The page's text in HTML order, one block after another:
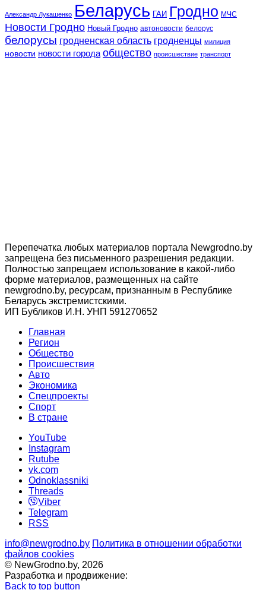
Александр Лукашенко Беларусь ГАИ Гродно МЧС
Новости Гродно Новый Гродно автоновости белорус
белорусы гродненская область гродненцы милиция
новости новости города общество происшествие транспорт
Перепечатка любых материалов портала Newgrodno.by
запрещена без письменного разрешения редакции.
Полностью запрещаем использование в какой-либо
форме материалов, размещенных на сайте
newgrodno.by, ресурсам, признанным в Республике
Беларусь экстремистскими.
ИП Бубликов И.Н. УНП 591270652
Главная
Регион
Общество
Происшествия
Авто
Экономика
Спецпроекты
Cпорт
В стране
YouTube
Instagram
Rutube
vk.com
Odnoklassniki
Threads
Viber
Telegram
RSS
info@newgrodno.by Политика в отношении обработки
файлов cookies
© NewGrodno.by, 2026
Разработка и продвижение:
Back to top button